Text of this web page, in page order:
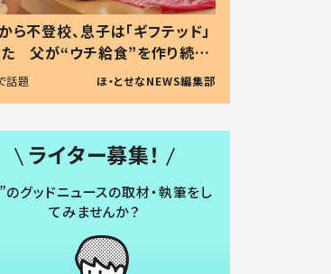
ら不登校、息子は「ギフテッド」
た 父が“ウチ給食”を作り続け
由とは #令和の親 #令和の子
話題 ほ・とせなNEWS編集部
ライター募集！
のグッドニュースの取材・執筆をし
てみませんか？